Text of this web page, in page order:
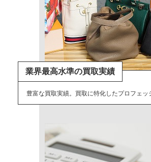
業界最高水準の買取実績
豊富な買取実績。買取に特化したプロフェッ